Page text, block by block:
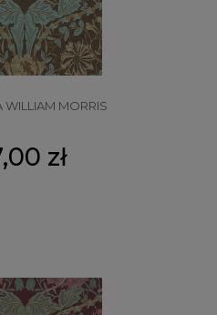
WILLIAM MORRIS
zł